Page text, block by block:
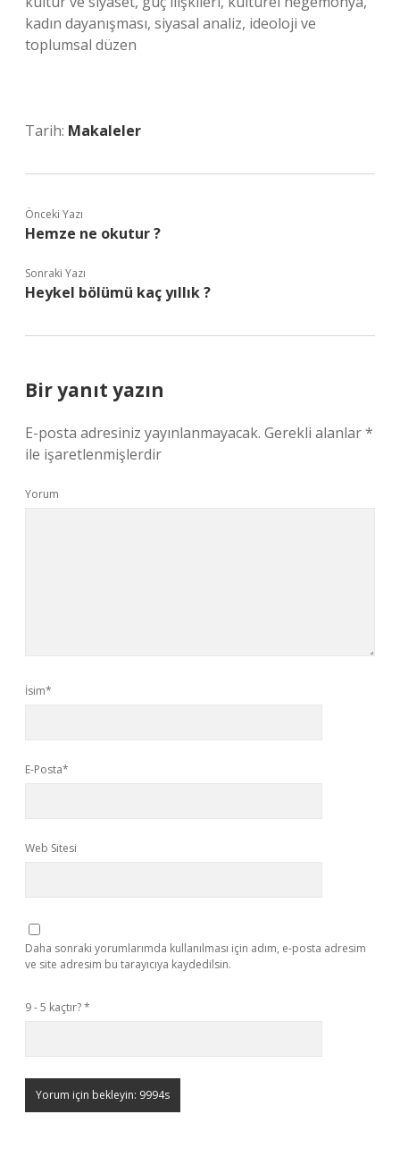
kadın dayanışması, siyasal analiz, ideoloji ve
toplumsal düzen
Tarih: Makaleler
Önceki Yazı
Hemze ne okutur ?
Sonraki Yazı
Heykel bölümü kaç yıllık ?
Bir yanıt yazın
E-posta adresiniz yayınlanmayacak. Gerekli alanlar*
ile işaretlenmişlerdir
Yorum
İsim*
E-Posta*
Web Sitesi
Daha sonraki yorumlarımda kullanılması için adım, e-posta adresim
ve site adresim bu tarayıcıya kaydedilsin.
9 - 5 kaçtır?*